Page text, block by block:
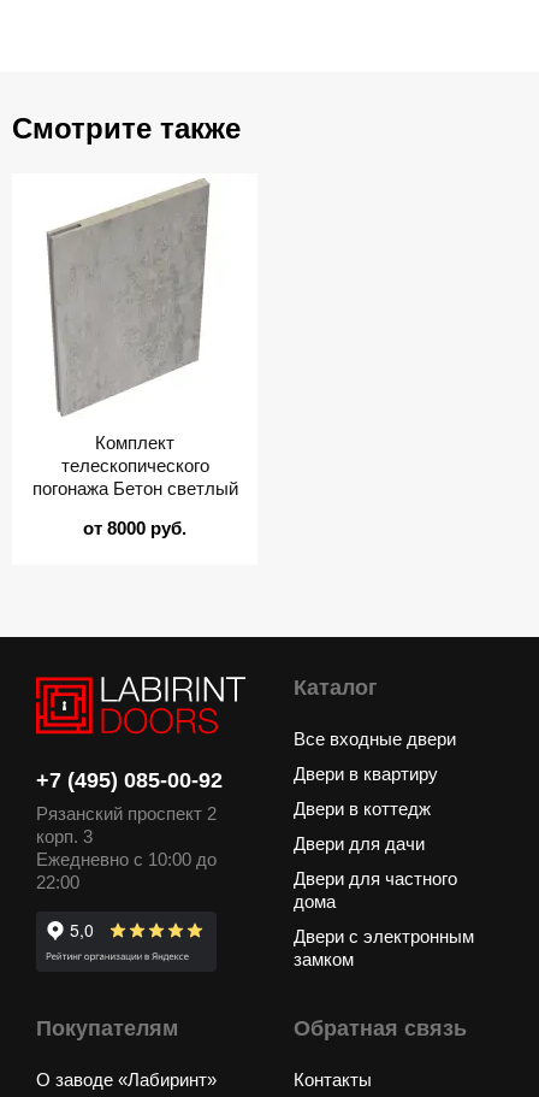
Смотрите также
Комплект
телескопического
погонажа Бетон светлый
от 8000 руб.
+7 (495) 085-00-92
Рязанский проспект 2
корп. 3
Ежедневно с 10:00 до
22:00
Каталог
Все входные двери
Двери в квартиру
Двери в коттедж
Двери для дачи
Двери для частного
дома
Двери с электронным
замком
Покупателям
О заводе «Лабиринт»
Обратная связь
Контакты